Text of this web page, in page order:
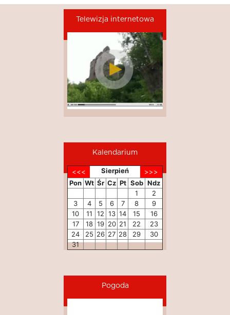
Telewizja internetowa
Kalendarium
Sierpień
Pon Wt Śr Cz Pt Sob Ndz
1
2
3
4 5 6 7 8
9
10
11 12 13 14 15
16
17
18 19 20 21 22
23
24
25 26 27 28 29
30
31
Pogoda